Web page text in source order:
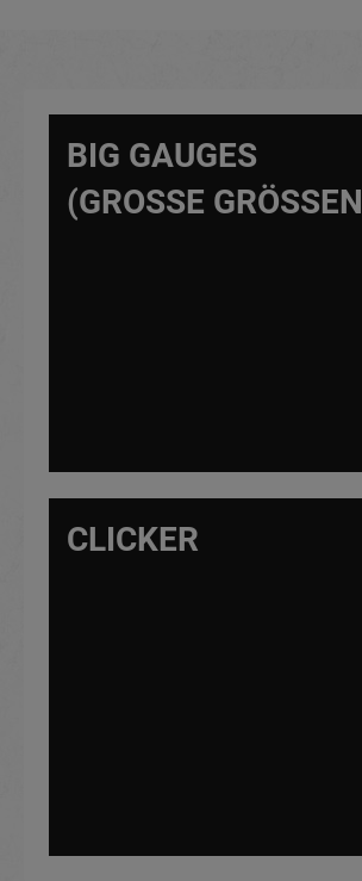
BIG GAUGES
(GROSSE GRÖSSEN)
CLICKER